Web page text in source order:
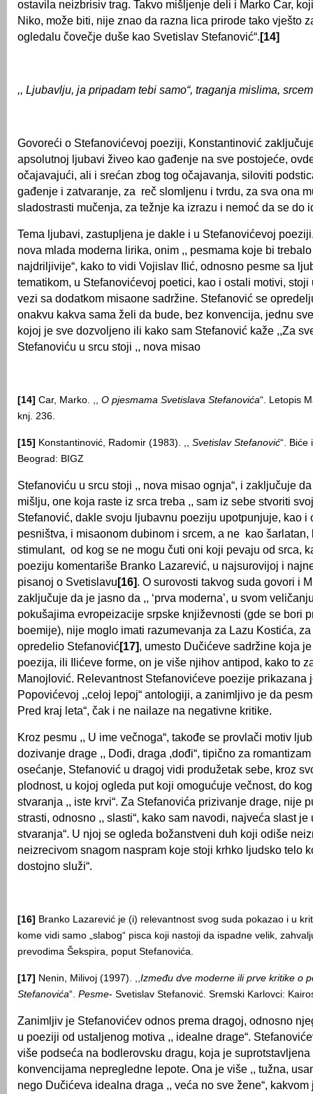
ostavila neizbrisiv trag. Takvo mišlјenje deli i Marko Car,
Niko, može biti, nije znao da razna lica prirode tako vješto
ogledalu čovečje duše kao Svetislav Stefanović“.[14]
,, Ljubavlјu, ja pripadam tebi samo“, traganja mislima,
Govoreći o Stefanovićevoj poeziji, Konstantinović
apsolutnoj lјubavi živeo kao gađenje na sve postojeće,
očajavajući, ali i srećan zbog tog očajavanja, siloviti
gađenje i zatvaranje, za reč slomlјenu i tvrdu, za sva ona
sladostrasti mučenja, za težnje ka izrazu i nemoć da se do
Tema lјubavi, zastuplјena je dakle i u Stefanovićevoj
nova mlada moderna lirika, onim ,, pesmama koje bi
najdrilјivije“, kako to vidi Vojislav Ilić, odnosno pesme sa
tematikom, u Stefanovićevoj poetici, kao i ostali motivi,
vezi sa dodatkom misaone sadržine. Stefanović se
onakvu kakva sama želi da bude, bez konvencija, jednu
kojoj je sve dozvolјeno ili kako sam Stefanović kaže ,,Za
Stefanoviću u srcu stoji ,, nova misao
[14] Car, Marko. ,, O pjesmama Svetislava Stefanovića“. Letopis
knj. 236.
[15] Konstantinović, Radomir (1983). ,, Svetislav Stefanović“. Biće
Beograd: BIGZ
Stefanoviću u srcu stoji ,, nova misao ognja“, i zaklјučuje
mišlјu, one koja raste iz srca treba ,, sam iz sebe stvoriti
Stefanović, dakle svoju lјubavnu poeziju upotpunjuje, kao i
pesništva, i misaonom dubinom i srcem, a ne kao
stimulant, od kog se ne mogu čuti oni koji pevaju od srca,
poeziju komentariše Branko Lazarević, u najsurovijoj i
pisanoj o Svetislavu[16]. O surovosti takvog suda govori i
zaklјučuje da je jasno da ,, ‘prva moderna’, u svom
pokušajima evropeizacije srpske književnosti (gde se bori
boemije), nije moglo imati razumevanja za Lazu Kostića,
opredelio Stefanović[17], umesto Dučićeve sadržine koja
poezija, ili Ilićeve forme, on je više njihov antipod, kako to
Manojlović. Relevantnost Stefanovićeve poezije prikazana
Popovićevoj ,,celoj lepoj“ antologiji, a zanimlјivo je da
Pred kraj leta“, čak i ne nailaze na negativne kritike.
Kroz pesmu ,, U ime večnoga“, takođe se provlači motiv
dozivanje drage ,, Dođi, draga ,dođi“, tipično za
osećanje, Stefanović u dragoj vidi produžetak sebe, kroz
plodnost, u kojoj ogleda put koji omogućuje večnost, do
stvaranja ,, iste krvi“. Za Stefanovića prizivanje drage, nije
strasti, odnosno ,, slasti“, kako sam navodi, najveća slast je
stvaranja“. U njoj se ogleda božanstveni duh koji odiše
neizrecivom snagom naspram koje stoji krhko lјudsko telo
dostojno služi“.
[16] Branko Lazarević je (i) relevantnost svog suda pokazao i u
kome vidi samo „slabog“ pisca koji nastoji da ispadne velik,
prevodima Šekspira, poput Stefanovića.
[17] Nenin, Milivoj (1997). ,,Između dve moderne ili prve kritike o
Stefanovića“. Pesme- Svetislav Stefanović. Sremski Karlovci:
Zanimlјiv je Stefanovićev odnos prema dragoj, odnosno
u poeziji od ustalјenog motiva ,, idealne drage“.
više podseća na bodlerovsku dragu, koja je
konvencijama nepregledne lepote. Ona je više ,, tužna,
nego Dučićeva idealna draga ,, veća no sve žene“,